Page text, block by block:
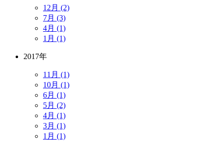
12月 (2)
7月 (3)
4月 (1)
1月 (1)
2017年
11月 (1)
10月 (1)
6月 (1)
5月 (2)
4月 (1)
3月 (1)
1月 (1)